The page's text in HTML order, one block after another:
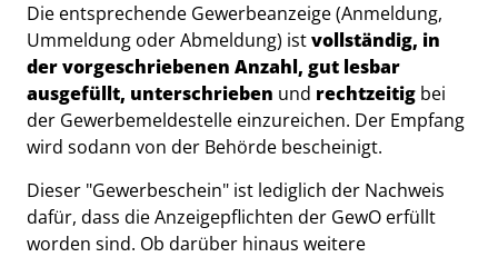
Die entsprechende Gewerbeanzeige (Anmeldung,
Ummeldung oder Abmeldung) istvollständig, in
der vorgeschriebenen Anzahl, gut lesbar
ausgefüllt, unterschrieben und rechtzeitig bei
der Gewerbemeldestelle einzureichen. Der Empfang
wird sodann von der Behörde bescheinigt.
Dieser "Gewerbeschein" ist lediglich der Nachweis
dafür, dass die Anzeigepflichten der GewO erfüllt
worden sind. Ob darüber hinaus weitere